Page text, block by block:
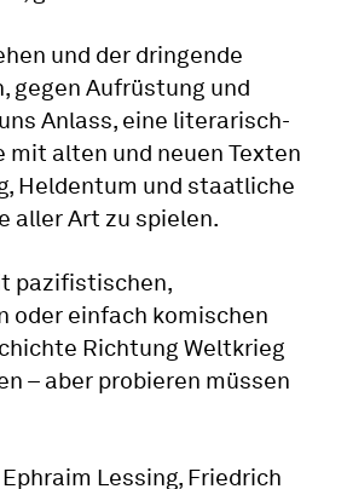
und der dringende
gegen Aufrüstung und
Anlass, eine literarisch-
mit alten und neuen Texten
Heldentum und staatliche
aller Art zu spielen.
pazifistischen,
oder einfach komischen
Richtung Weltkrieg
– aber probieren müssen
Lessing, Friedrich